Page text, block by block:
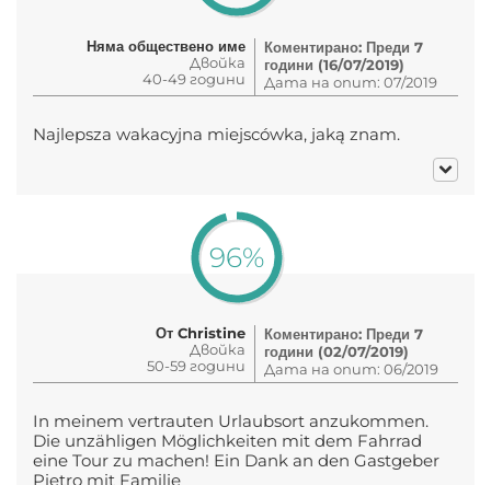
Няма обществено име
Двойка
40-49 години
Коментирано: Преди 7
години (16/07/2019)
Дата на опит: 07/2019
Najlepsza wakacyjna miejscówka, jaką znam.
96%
От Christine
Двойка
50-59 години
Коментирано: Преди 7
години (02/07/2019)
Дата на опит: 06/2019
In meinem vertrauten Urlaubsort anzukommen.
Die unzähligen Möglichkeiten mit dem Fahrrad
eine Tour zu machen! Ein Dank an den Gastgeber
Pietro mit Familie